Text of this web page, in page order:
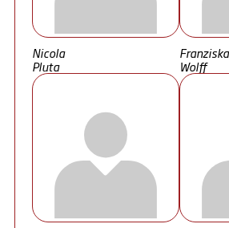
Nicola
Pluta
Franziska
Wolff